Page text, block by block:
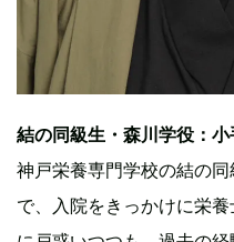
結の同級生・森川学役：
神戸栄養専門学校の結の
で、入院をきっかけに栄